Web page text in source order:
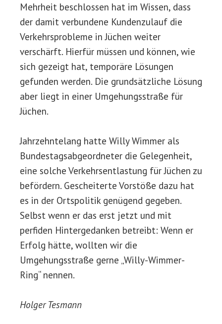
Mehrheit beschlossen hat im Wissen, dass
der damit verbundene Kundenzulauf die
Verkehrsprobleme in Jüchen weiter
verschärft. Hierfür müssen und können, wie
sich gezeigt hat, temporäre Lösungen
gefunden werden. Die grundsätzliche Lösung
aber liegt in einer Umgehungsstraße für
Jüchen.
Jahrzehntelang hatte Willy Wimmer als
Bundestagsabgeordneter die Gelegenheit,
eine solche Verkehrsentlastung für Jüchen zu
befördern. Gescheiterte Vorstöße dazu hat
es in der Ortspolitik genügend gegeben.
Selbst wenn er das erst jetzt und mit
perfiden Hintergedanken betreibt: Wenn er
Erfolg hätte, wollten wir die
Umgehungsstraße gerne „Willy-Wimmer-
Ring“ nennen.
Holger Tesmann